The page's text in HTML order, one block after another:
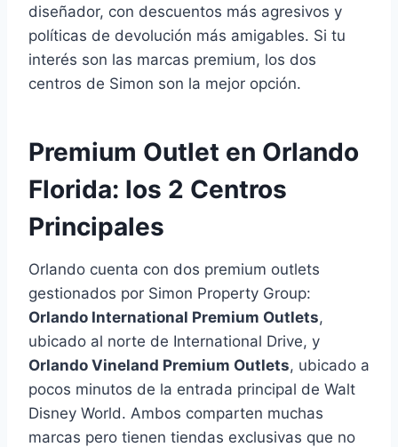
diseñador, con descuentos más agresivos y
políticas de devolución más amigables. Si tu
interés son las marcas premium, los dos
centros de Simon son la mejor opción.
Premium Outlet en Orlando
Florida: los 2 Centros
Principales
Orlando cuenta con dos premium outlets
gestionados por Simon Property Group:
Orlando International Premium Outlets,
ubicado al norte de International Drive, y
Orlando Vineland Premium Outlets, ubicado a
pocos minutos de la entrada principal de Walt
Disney World. Ambos comparten muchas
marcas pero tienen tiendas exclusivas que no